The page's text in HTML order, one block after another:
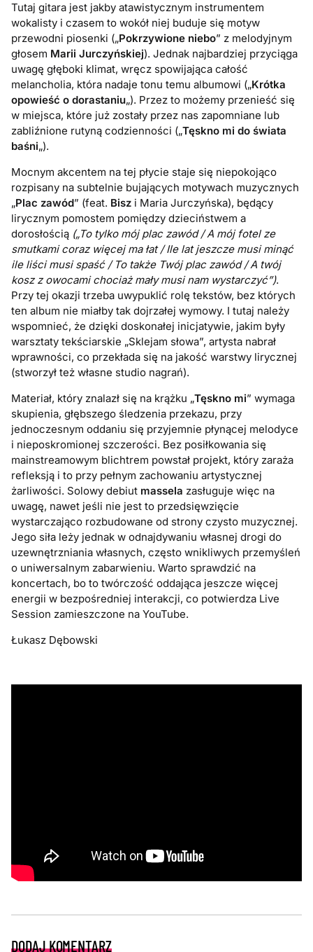
Tutaj gitara jest jakby atawistycznym instrumentem
wokalisty i czasem to wokół niej buduje się motyw
przewodni piosenki („Pokrzywione niebo” z melodyjnym
głosem Marii Jurczyńskiej). Jednak najbardziej przyciąga
uwagę głęboki klimat, wręcz spowijająca całość
melancholia, która nadaje tonu temu albumowi („Krótka
opowieść o dorastaniu„). Przez to możemy przenieść się
w miejsca, które już zostały przez nas zapomniane lub
zabliźnione rutyną codzienności („Tęskno mi do świata
baśni„).
Mocnym akcentem na tej płycie staje się niepokojąco
rozpisany na subtelnie bujających motywach muzycznych
„Plac zawód” (feat. Bisz i Maria Jurczyńska), będący
lirycznym pomostem pomiędzy dzieciństwem a
dorosłością („To tylko mój plac zawód / A mój fotel ze
smutkami coraz więcej ma łat / Ile lat jeszcze musi minąć
ile liści musi spaść / To także Twój plac zawód / A twój
kosz z owocami chociaż mały musi nam wystarczyć”).
Przy tej okazji trzeba uwypuklić rolę tekstów, bez których
ten album nie miałby tak dojrzałej wymowy. I tutaj należy
wspomnieć, że dzięki doskonałej inicjatywie, jakim były
warsztaty tekściarskie „Sklejam słowa”, artysta nabrał
wprawności, co przekłada się na jakość warstwy lirycznej
(stworzył też własne studio nagrań).
Materiał, który znalazł się na krążku „Tęskno mi” wymaga
skupienia, głębszego śledzenia przekazu, przy
jednoczesnym oddaniu się przyjemnie płynącej melodyce
i nieposkromionej szczerości. Bez posiłkowania się
mainstreamowym blichtrem powstał projekt, który zaraża
refleksją i to przy pełnym zachowaniu artystycznej
żarliwości. Solowy debiut massela zasługuje więc na
uwagę, nawet jeśli nie jest to przedsięwzięcie
wystarczająco rozbudowane od strony czysto muzycznej.
Jego siła leży jednak w odnajdywaniu własnej drogi do
uzewnętrzniania własnych, często wnikliwych przemyśleń
o uniwersalnym zabarwieniu. Warto sprawdzić na
koncertach, bo to twórczość oddająca jeszcze więcej
energii w bezpośredniej interakcji, co potwierdza Live
Session zamieszczone na YouTube.
Łukasz Dębowski
DODAJ KOMENTARZ